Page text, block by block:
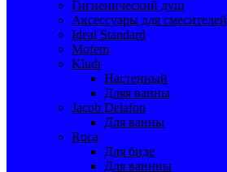
Гигиенический душ
Аксессуары для смесителей
Ideal Standard
Mofem
Kludi
Настенный
Дляя ванны
Jacob Delafon
Для ванны
Roca
Для биде
Для ваннны